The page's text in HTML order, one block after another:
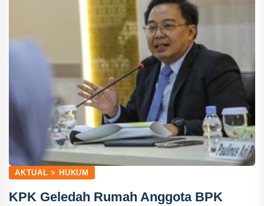
AKTUAL > HUKUM
KPK Geledah Rumah Anggota BPK